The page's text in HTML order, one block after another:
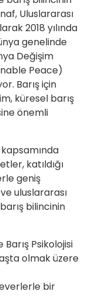
Uluslararası
2018 yılında
genelinde
Değişim
Peace)
Barış için
küresel barış
önemli
katıldığı
geniş
uluslararası
bilincinin
Psikolojisi
olmak üzere
bir